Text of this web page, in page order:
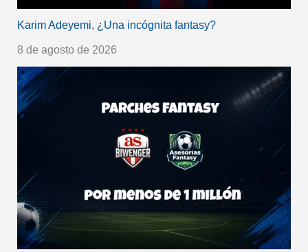
Karim Adeyemi, ¿Una incógnita fantasy?
8 de agosto de 2026